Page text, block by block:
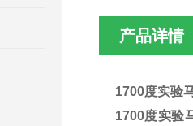
产品详情
1700度实验
1700度实验